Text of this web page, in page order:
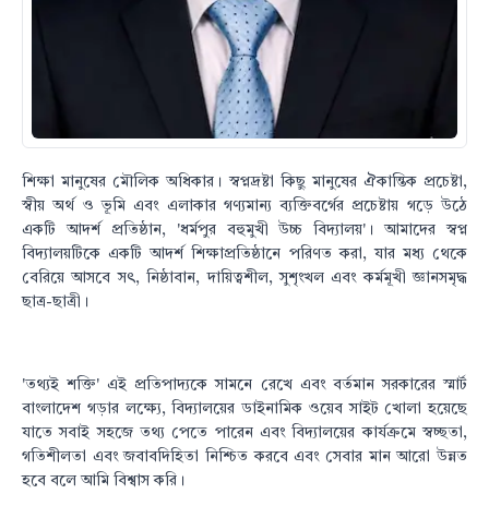
শিক্ষা মানুষের মৌলিক অধিকার। স্বপ্নদ্রষ্টা কিছু মানুষের ঐকান্তিক প্রচেষ্টা,
স্বীয় অর্থ ও ভূমি এবং এলাকার গণ্যমান্য ব্যক্তিবর্গের প্রচেষ্টায় গড়ে উঠে
একটি আদর্শ প্রতিষ্ঠান, 'ধর্মপুর বহুমুখী উচ্চ বিদ্যালয়'। আমাদের স্বপ্ন
বিদ্যালয়টিকে একটি আদর্শ শিক্ষাপ্রতিষ্ঠানে পরিণত করা, যার মধ্য থেকে
বেরিয়ে আসবে সৎ, নিষ্ঠাবান, দায়িত্বশীল, সুশৃংখল এবং কর্মমূখী জ্ঞানসমৃদ্ধ
ছাত্র-ছাত্রী।
'তথ্যই শক্তি' এই প্রতিপাদ্যকে সামনে রেখে এবং বর্তমান সরকারের স্মার্ট
বাংলাদেশ গড়ার লক্ষ্যে, বিদ্যালয়ের ডাইনামিক ওয়েব সাইট খোলা হয়েছে
যাতে সবাই সহজে তথ্য পেতে পারেন এবং বিদ্যালয়ের কার্যক্রমে স্বচ্ছতা,
গতিশীলতা এবং জবাবদিহিতা নিশ্চিত করবে এবং সেবার মান আরো উন্নত
হবে বলে আমি বিশ্বাস করি।